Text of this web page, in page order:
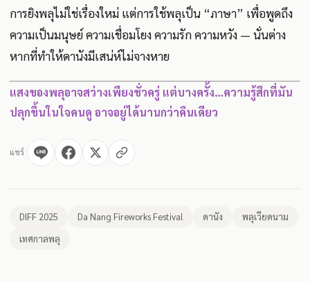
การยิงพลุไม่ใช่เรื่องใหม่ แต่การใช้พลุเป็น “ภาษา” เพื่อพูดถึง
ความเป็นมนุษย์ ความเชื่อมโยง ความรัก ความหวัง — นั่นต่าง
หากที่ทำให้ดานังมีเสน่ห์ไม่จางหาย
แสงของพลุอาจสว่างเพียงชั่วครู่ แต่บางครั้ง…ความรู้สึกที่มัน
ปลุกขึ้นในใจคนดู อาจอยู่ได้นานกว่าคืนเดียว
แชร์
DIFF 2025 Da Nang Fireworks Festival ดานัง
พลุเวียดนาม
เทศกาลพลุ